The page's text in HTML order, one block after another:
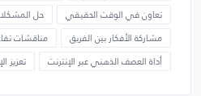
تعاون في الوقت الحقيقي
حل
مشاركة الأفكار بين الفريق
مناقشات
أداة العصف الذهني عبر الإنترنت
تعزيز